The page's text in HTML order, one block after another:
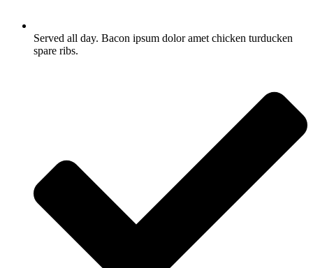
Served all day. Bacon ipsum dolor amet chicken turducken
spare ribs.